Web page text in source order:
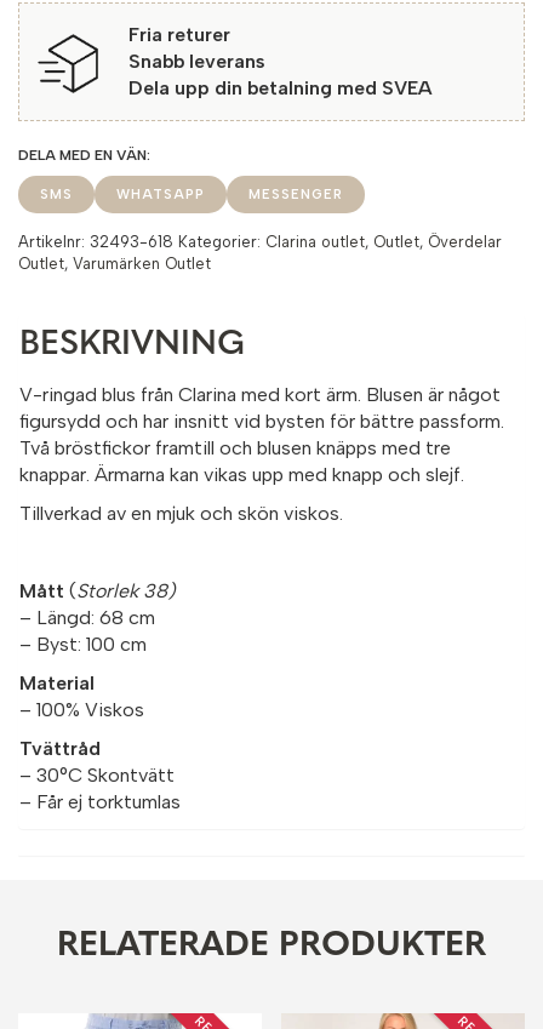
618
Bleu
mängd
Fria returer
Snabb leverans
Dela upp din betalning med SVEA
SMS WHATSAPP MESSENGER
Artikelnr: 32493-618 Kategorier: Clarina outlet, Outlet, Överdelar
Outlet, Varumärken Outlet
BESKRIVNING
V-ringad blus från Clarina med kort ärm. Blusen är något
figursydd och har insnitt vid bysten för bättre passform.
Två bröstfickor framtill och blusen knäpps med tre
knappar. Ärmarna kan vikas upp med knapp och slejf.
Tillverkad av en mjuk och skön viskos.
Mått (Storlek 38)
– Längd: 68 cm
– Byst: 100 cm
Material
– 100% Viskos
Tvättråd
– 30°C Skontvätt
– Får ej torktumlas
RELATERADE PRODUKTER